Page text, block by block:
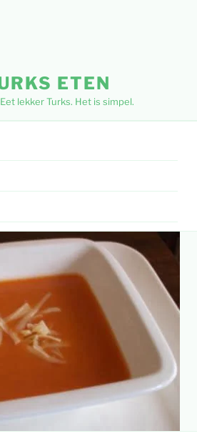
ETEN
lekker Turks. Het is simpel.